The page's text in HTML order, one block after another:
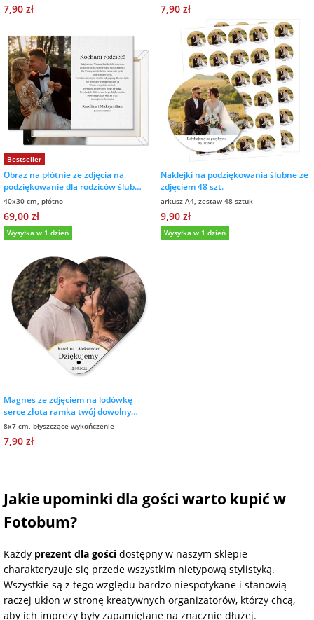
Fotoksiążki
Dodatki i
opakowania
na Dzień
Chłopaka
na Dzień Kobiet
na walentynki
na mikołajki
na prezent
świąteczny
na Dzień Babci i
Dziadka
na Wielkanoc
na wieczór
na wieczór
kawalerski
dla przyjaciółki
dla przyjaciela
7,90 zł 7,90 zł
Bestseller
Obraz na płótnie ze zdjęcia na
podziękowanie dla rodziców ślub
wesele 40x30 cm
40x30 cm, płótno
69,00 zł
Wysyłka w 1 dzień
Naklejki na podziękowania ślubne ze
zdjęciem 48 szt.
arkusz A4, zestaw 48 sztuk
9,90 zł
Wysyłka w 1 dzień
Magnes ze zdjęciem na lodówkę
serce złota ramka twój dowolny
tekst
8x7 cm, błyszczące wykończenie
7,90 zł
Jakie upominki dla gości warto kupić w
Fotobum?
Każdy prezent dla gości dostępny w naszym sklepie
charakteryzuje się przede wszystkim nietypową stylistyką.
Wszystkie są z tego względu bardzo niespotykane i stanowią
raczej ukłon w stronę kreatywnych organizatorów, którzy chcą,
aby ich imprezy były zapamiętane na znacznie dłużej.